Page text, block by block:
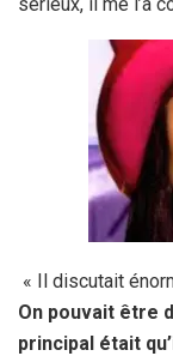
« Il discutait
On pouvait être
principal était